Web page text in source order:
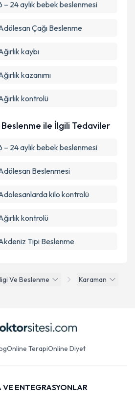
Ve Beslenme
Karaman
24 aylık bebek beslenmesi
Çağı Beslenme
kaybı
kazanımı
kontrolü
Beslenme ile İlgili Tedaviler
24 aylık bebek beslenmesi
Beslenmesi
kilo kontrolü
kontrolü
Tipi Beslenme
Online TerapiOnline Diyet
VE ENTEGRASYONLAR